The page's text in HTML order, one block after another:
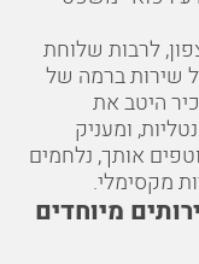
לרבות שלוחת
שירות ברמה של
היטב את
ומעניק
אותך, נלחמים
מקסימלי.
מיוחדים